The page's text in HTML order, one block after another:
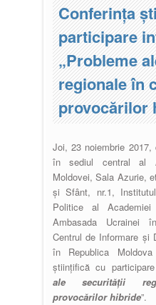
Conferința
participare
„Probleme
regionale în
provocărilor
Joi, 23 noiembrie
în sediul central al
Moldovei, Sala Azurie,
și Sfânt, nr.1,
Politice al
Ambasada Ucrainei
Centrul de Informare și
în Republica
științifică cu
ale securității
provocărilor hibride”.